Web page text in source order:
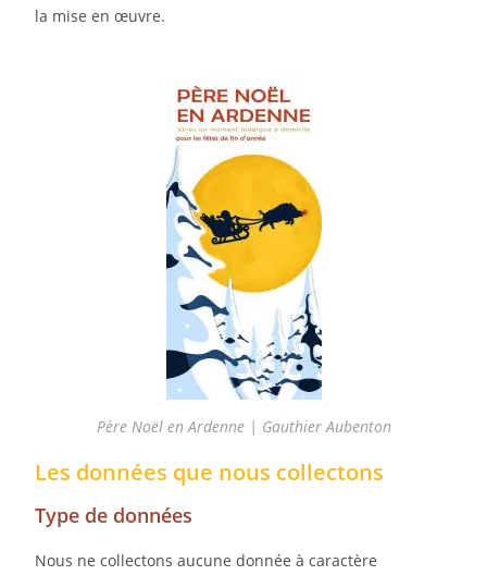
la mise en œuvre.
Père Noël en Ardenne | Gauthier Aubenton
Les données que nous collectons
Type de données
Nous ne collectons aucune donnée à caractère